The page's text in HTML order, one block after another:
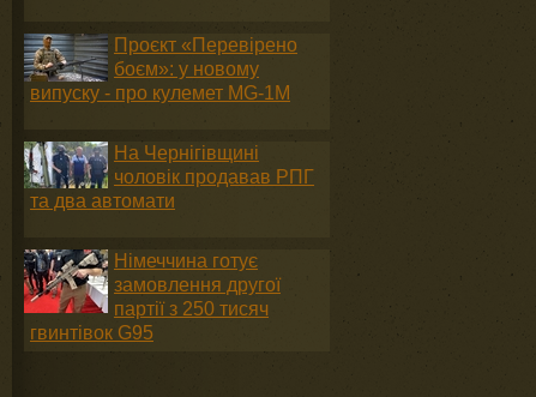
Проєкт «Перевірено
боєм»: у новому
випуску - про кулемет MG-1М
На Чернігівщині
чоловік продавав РПГ
та два автомати
Німеччина готує
замовлення другої
партії з 250 тисяч
гвинтівок G95